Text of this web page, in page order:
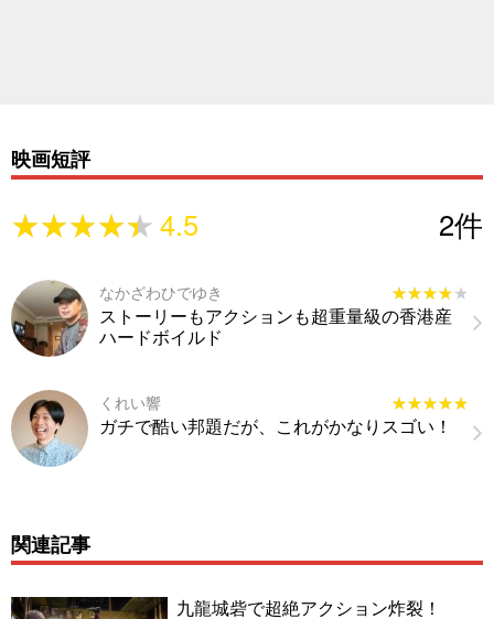
映画短評
★★★★★
★★★★★4.5 2件
なかざわひでゆき ★★★★★
★★★★★
ストーリーもアクションも超重量級の香港産
ハードボイルド
くれい響 ★★★★★
★★★★★
ガチで酷い邦題だが、これがかなりスゴい！
関連記事
九龍城砦で超絶アクション炸裂！